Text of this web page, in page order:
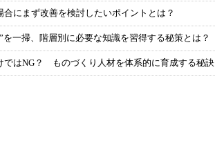
にまず改善を検討したいポイントとは？
一掃、階層別に必要な知識を習得する秘策とは？
ではNG？ ものづくり人材を体系的に育成する秘訣